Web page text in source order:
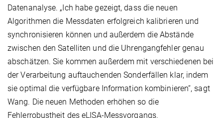
Datenanalyse. „Ich habe gezeigt, dass die neuen
Algorithmen die Messdaten erfolgreich kalibrieren und
synchronisieren können und außerdem die Abstände
zwischen den Satelliten und die Uhrengangfehler genau
abschätzen. Sie kommen außerdem mit verschiedenen bei
der Verarbeitung auftauchenden Sonderfällen klar, indem
sie optimal die verfügbare Information kombinieren“, sagt
Wang. Die neuen Methoden erhöhen so die
Fehlerrobustheit des eLISA-Messvorgangs.